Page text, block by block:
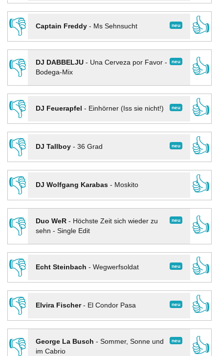
👎
neu
Captain Freddy- Ms Sehnsucht
👍
👎
neu
DJ DABBELJU- Una Cerveza por Favor -
Bodega-Mix
👍
👎
neu
DJ Feuerapfel - Einhörner (Iss sie nicht!)
👍
👎
neu
DJ Tallboy- 36 Grad
👍
👎
DJ Wolfgang Karabas- Moskito
👍
👎
neu
Duo WeR- Höchste Zeit sich wieder zu
sehn - Single Edit
👍
👎
neu
Echt Steinbach - Wegwerfsoldat
👍
👎
neu
Elvira Fischer- El Condor Pasa
👍
👎
neu
George La Busch - Sommer, Sonne und
im Cabrio
👍